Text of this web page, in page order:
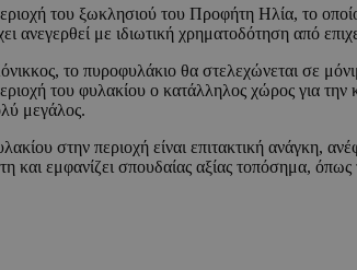
του ξωκλησιού του Προφήτη Ηλία, το
ανεγερθεί με ιδιωτική χρηματοδότηση από
το πυροφυλάκιο θα στελεχώνεται σε
του φυλακίου ο κατάλληλος χώρος για
μεγάλος.
στην περιοχή είναι επιτακτική ανάγκη,
και εμφανίζει σπουδαίας αξίας τοπόσημα,